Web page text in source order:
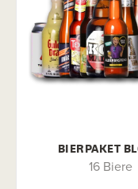
BIERPAKET
16 Biere